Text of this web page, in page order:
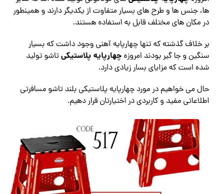
ها، جنس ها و طرح های بسیار متفاوت از یکدیگر دارند و همینطور
در مکان های مختلف قابل به استفاده هستند.
بر خلاف گذشته که تنها چهارپایه آهنی وجود داشت که بسیار
سنگین و جا گیر بودند امروزه چهارپایه پلاستیکیتاشو تولید
شده است که مزایای بسار زیادی دارد.
حال می خواهیم در مورد چهارپایه پلاستیکی بلند تاشو مسافرتی
اطلاعاتی مفید و کاربردی در اختیارتان قرار دهیم.